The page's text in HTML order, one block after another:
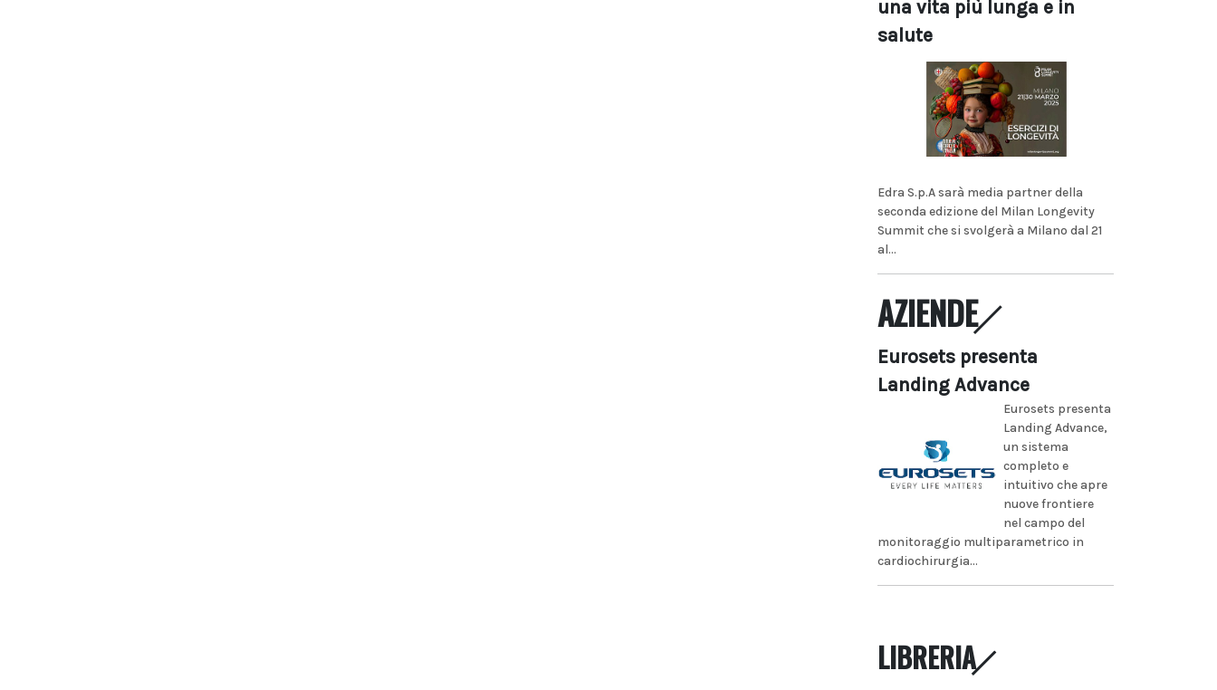
una vita più lunga e in
salute
Edra S.p.A sarà media partner della
seconda edizione del Milan Longevity
Summit che si svolgerà a Milano dal 21
al...
AZIENDE
Eurosets presenta
Landing Advance
Eurosets presenta
Landing Advance,
un sistema
completo e
intuitivo che apre
nuove frontiere
nel campo del
monitoraggio multiparametrico in
cardiochirurgia...
LIBRERIA